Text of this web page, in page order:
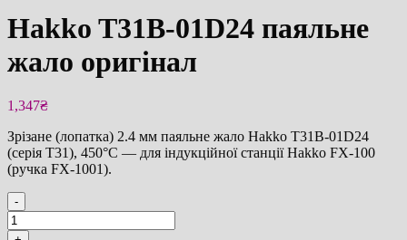
Hakko T31B-01D24 паяльне
жало оригінал
1,347₴
Зрізане (лопатка) 2.4 мм паяльне жало Hakko T31B-01D24
(серія T31), 450°C — для індукційної станції Hakko FX-100
(ручка FX-1001).
-
Hakko
T31B-